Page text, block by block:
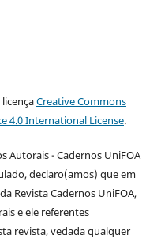
Creative Commons
4.0 International License.
Autorais - Cadernos UniFOA
declaro(amos) que em
Revista Cadernos UniFOA,
e ele referentes
revista, vedada qualquer